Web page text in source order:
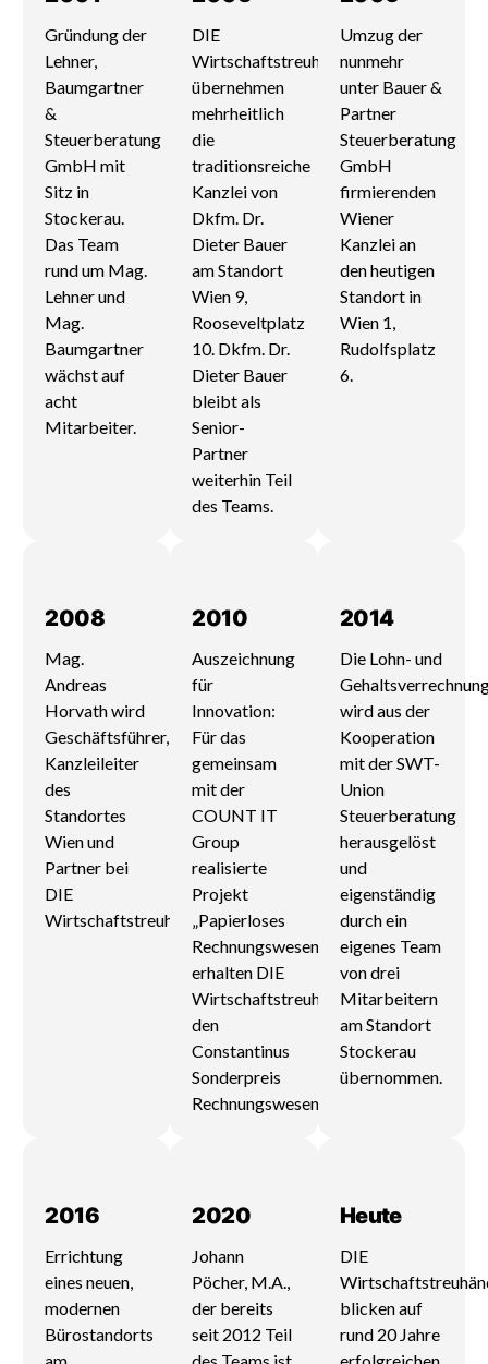
Gründung der
Lehner,
Baumgartner
&
Steuerberatung
GmbH mit
Sitz in
Stockerau.
Das Team
rund um Mag.
Lehner und
Mag.
Baumgartner
wächst auf
acht
Mitarbeiter.
DIE
Wirtschaftstreuhänder
übernehmen
mehrheitlich
die
traditionsreiche
Kanzlei von
Dkfm. Dr.
Dieter Bauer
am Standort
Wien 9,
Rooseveltplatz
10. Dkfm. Dr.
Dieter Bauer
bleibt als
Senior-
Partner
weiterhin Teil
des Teams.
Umzug der
nunmehr
unter Bauer &
Partner
Steuerberatung
GmbH
firmierenden
Wiener
Kanzlei an
den heutigen
Standort in
Wien 1,
Rudolfsplatz
6.
2008
Mag.
Andreas
Horvath wird
Geschäftsführer,
Kanzleileiter
des
Standortes
Wien und
Partner bei
DIE
Wirtschaftstreuhänder.
2010
Auszeichnung
für
Innovation:
Für das
gemeinsam
mit der
COUNT IT
Group
realisierte
Projekt
„Papierloses
Rechnungswesen“
erhalten DIE
Wirtschaftstreuhänder
den
Constantinus
Sonderpreis
Rechnungswesen
2014
Die Lohn- und
wird aus der
Kooperation
mit der SWT-
Union
Steuerberatung
herausgelöst
und
eigenständig
durch ein
eigenes Team
von drei
Mitarbeitern
am Standort
Stockerau
übernommen.
2016
Errichtung
eines neuen,
modernen
Bürostandorts
2020
Johann
Pöcher, M.A.,
der bereits
seit 2012 Teil
Heute
DIE
blicken auf
rund 20 Jahre